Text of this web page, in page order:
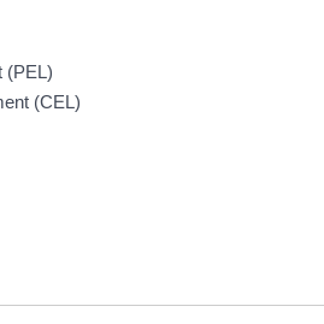
(PEL)
(CEL)